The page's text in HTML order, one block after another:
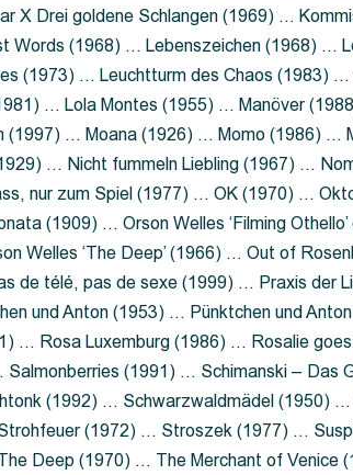
X Drei goldene Schlangen (1969) …
(1968) … Lebenszeichen (1968) …
(1973) … Leuchtturm des Chaos (1983)
… Lola Montes (1955) … Manöver
(1997) … Moana (1926) … Momo (1986) …
… Nicht fummeln Liebling (1967) …
nur zum Spiel (1977) … OK (1970) …
(1909) … Orson Welles ‘Filming
Welles ‘The Deep’ (1966) … Out of
de télé, pas de sexe (1999) … Praxis der
und Anton (1953) … Pünktchen und
… Rosa Luxemburg (1986) … Rosalie
(1991) … Schimanski – Das
(1992) … Schwarzwaldmädel (1950)
(1972) … Stroszek (1977) …
Deep (1970) … The Merchant of Venice